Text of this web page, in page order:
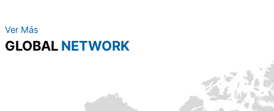
Ver Más
GLOBAL NETWORK